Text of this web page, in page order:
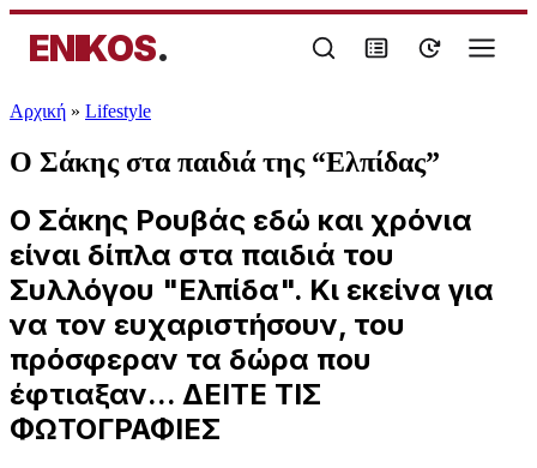
ENIKOS.
Αρχική » Lifestyle
Ο Σάκης στα παιδιά της “Ελπίδας”
Ο Σάκης Ρουβάς εδώ και χρόνια
είναι δίπλα στα παιδιά του
Συλλόγου "Ελπίδα". Κι εκείνα για
να τον ευχαριστήσουν, του
πρόσφεραν τα δώρα που
έφτιαξαν... ΔΕΙΤΕ ΤΙΣ
ΦΩΤΟΓΡΑΦΙΕΣ